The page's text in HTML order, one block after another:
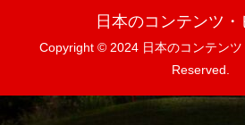
日本のコンテンツ・
Copyright © 2024 日本のコンテン
Reserved.